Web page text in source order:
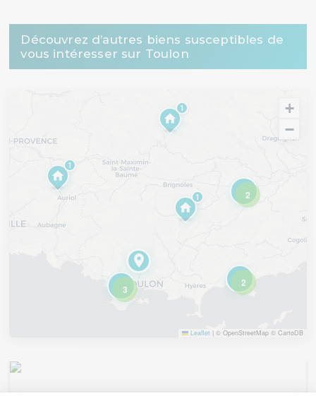
Découvrez d’autres biens susceptibles de
vous intéresser sur Toulon
2
2
3
1
1
1
+
−
Leaflet |© OpenStreetMap © CartoDB